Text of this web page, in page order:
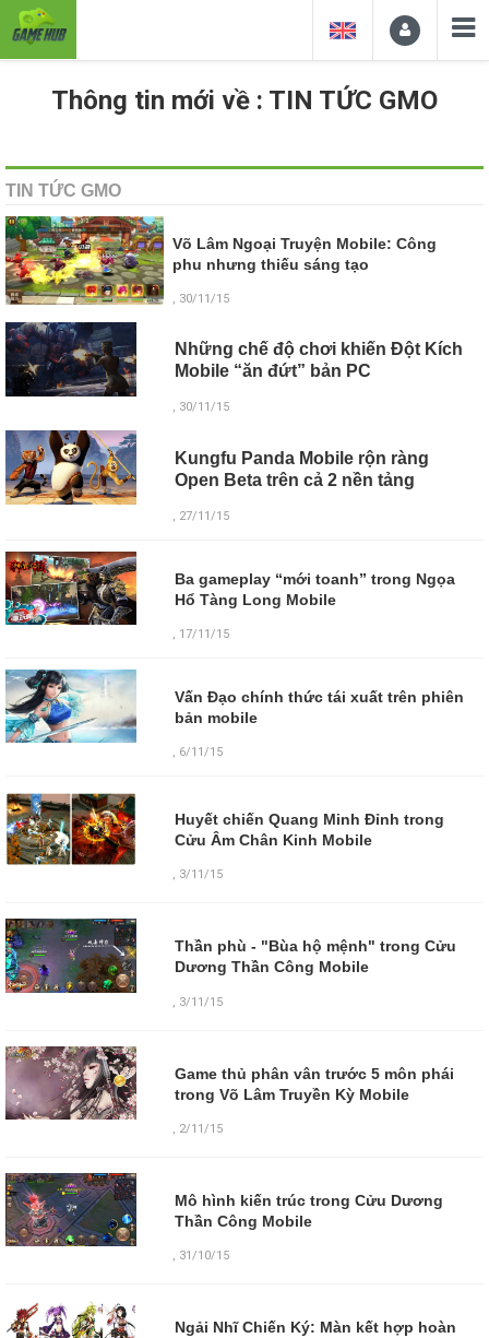
Thông tin mới về : TIN TỨC GMO
TIN TỨC GMO
Võ Lâm Ngoại Truyện Mobile: Công
phu nhưng thiếu sáng tạo
, 30/11/15
Những chế độ chơi khiến Đột Kích
Mobile “ăn đứt” bản PC
, 30/11/15
Kungfu Panda Mobile rộn ràng
Open Beta trên cả 2 nền tảng
, 27/11/15
Ba gameplay “mới toanh” trong Ngọa
Hổ Tàng Long Mobile
, 17/11/15
Vấn Đạo chính thức tái xuất trên phiên
bản mobile
, 6/11/15
Huyết chiến Quang Minh Đỉnh trong
Cửu Âm Chân Kinh Mobile
, 3/11/15
Thần phù - "Bùa hộ mệnh" trong Cửu
Dương Thần Công Mobile
3/11/15
Game thủ phân vân trước 5 môn phái
trong Võ Lâm Truyền Kỳ Mobile
, 2/11/15
Mô hình kiến trúc trong Cửu Dương
Thần Công Mobile
, 31/10/15
Ngải Nhĩ Chiến Ký: Màn kết hợp hoàn